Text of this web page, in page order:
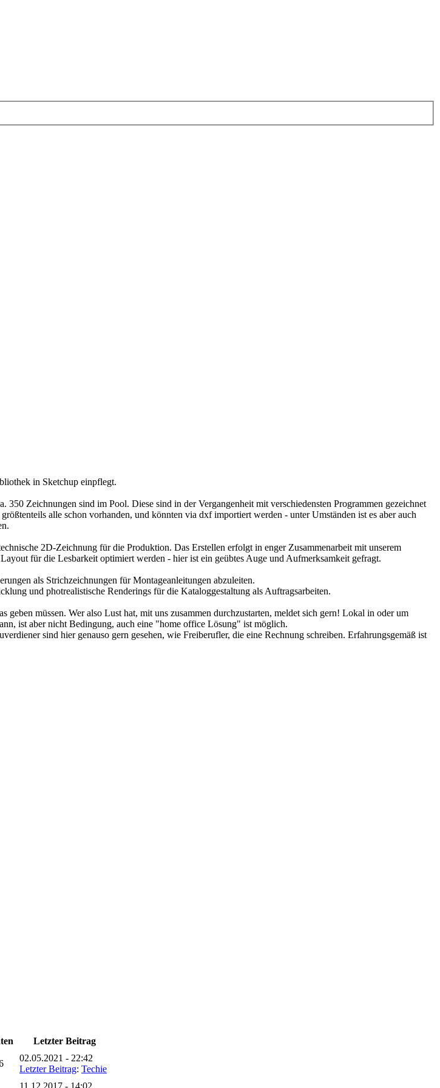
in Sketchup einpflegt.
Zeichnungen sind im Pool. Diese sind in der Vergangenheit mit verschiedensten Programmen gezeichnet
alle schon vorhanden, und könnten via dxf importiert werden - unter Umständen ist es aber auch
2D-Zeichnung für die Produktion. Das Erstellen erfolgt in enger Zusammenarbeit mit unserem
für die Lesbarkeit optimiert werden - hier ist ein geübtes Auge und Aufmerksamkeit gefragt.
als Strichzeichnungen für Montageanleitungen abzuleiten.
und photrealistische Renderings für die Kataloggestaltung als Auftragsarbeiten.
müssen. Wer also Lust hat, mit uns zusammen durchzustarten, meldet sich gern! Lokal in oder um
ist aber nicht Bedingung, auch eine "home office Lösung" ist möglich.
sind hier genauso gern gesehen, wie Freiberufler, die eine Rechnung schreiben. Erfahrungsgemäß ist
Letzter Beitrag
02.05.2021 - 22:42
Letzter Beitrag: Techie
11.12.2017 - 14:02